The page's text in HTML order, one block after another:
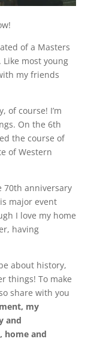
of a Masters
most young
my friends
of course! I’m
On the 6th
the course of
of Western
70th anniversary
major event
I love my home
having
about history,
things! To make
share with you
my
and
home and